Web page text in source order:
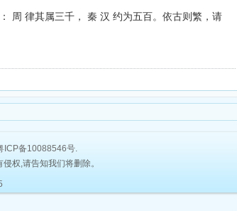
周 律其属三千， 秦 汉 约为五百。依古则繁，请
ICP备10088546号.
权,请告知我们将删除。